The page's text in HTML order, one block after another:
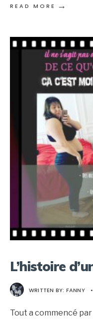
READ MORE →
L’histoire
WRITTEN BY: FANNY •
Tout a commencé